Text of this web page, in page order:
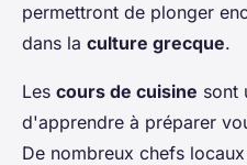
permettront de plonger
dans la culture grecque.
Les cours de cuisine sont
d'apprendre à préparer
De nombreux chefs